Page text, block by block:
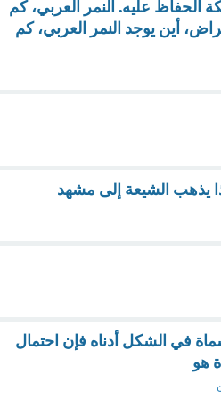
الحفاظ عليه. النمر العربي، كم
أين يوجد النمر العربي، كم
يذهب الشيعة إلى مشهد
في الشكل أدناه فإن احتمال
هو